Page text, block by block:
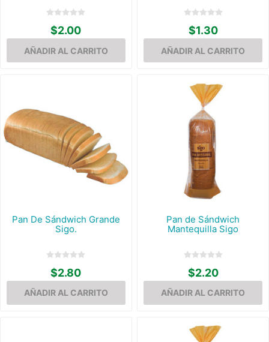
$2.00 $1.30
Pan De Sándwich Grande
Sigo.
$2.80
Pan de Sándwich
Mantequilla Sigo
$2.20